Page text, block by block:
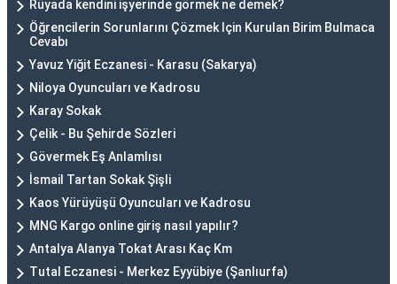
Rüyada kendini işyerinde görmek ne demek?
Öğrencilerin Sorunlarını Çözmek Için Kurulan Birim Bulmaca
Cevabı
Yavuz Yiğit Eczanesi - Karasu (Sakarya)
Niloya Oyuncuları ve Kadrosu
Karay Sokak
Çelik - Bu Şehirde Sözleri
Gövermek Eş Anlamlısı
İsmail Tartan Sokak Şişli
Kaos Yürüyüşü Oyuncuları ve Kadrosu
MNG Kargo online giriş nasıl yapılır?
Antalya Alanya Tokat Arası Kaç Km
Tutal Eczanesi - Merkez Eyyübiye (Şanlıurfa)